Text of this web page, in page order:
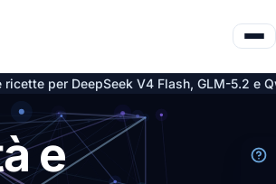
V4 Flash, GLM-5.2 e Qwen3.65 ago
e